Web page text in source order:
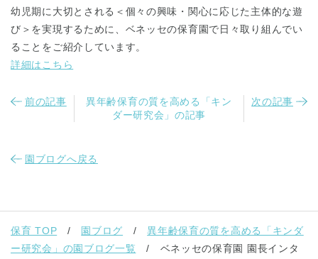
幼児期に大切とされる＜個々の興味・関心に応じた主体的な遊
び＞を実現するために、ベネッセの保育園で日々取り組んでい
ることをご紹介しています。
詳細はこちら
前の記事
異年齢保育の質を高める「キン
ダー研究会」の記事
次の記事
園ブログへ戻る
保育 TOP 園ブログ
異年齢保育の質を高める「キンダ
ー研究会」の園ブログ一覧
ベネッセの保育園 園長インタ